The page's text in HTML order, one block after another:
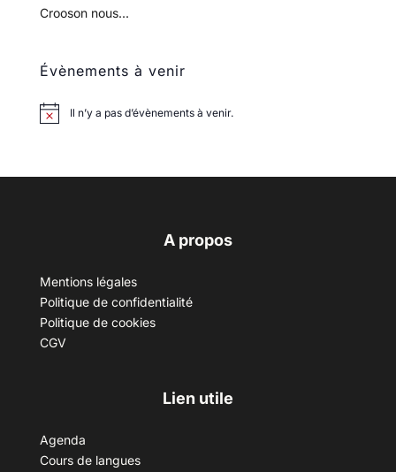
Crooson nous...
Évènements à venir
Il n’y a pas d’évènements à venir.
A propos
Mentions légales
Politique de confidentialité
Politique de cookies
CGV
Lien utile
Agenda
Cours de langues